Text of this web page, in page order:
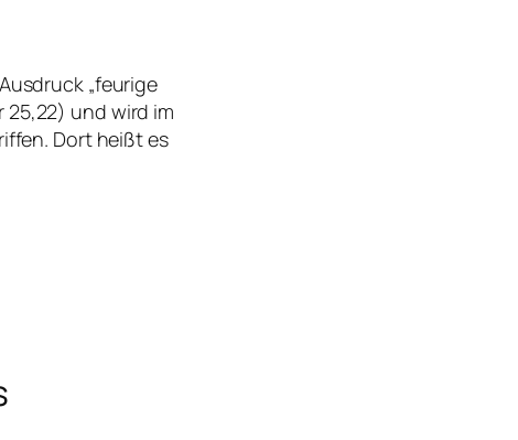
„feurige
25,22) und wird im
Dort heißt es